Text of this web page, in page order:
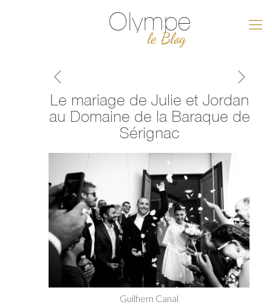
Olympe
le Blog
Le mariage de Julie et Jordan
au Domaine de la Baraque de
Sérignac
Guilhem Canal